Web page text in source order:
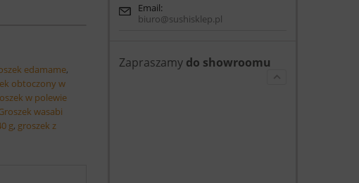
edamame,
obtoczony w
w polewie
wasabi
g, groszek z
Email:
biuro@sushisklep.pl
Zapraszamy do showroomu